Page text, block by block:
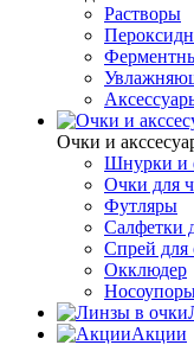
Растворы
Очки и
Шнурки и
Очки для
Футляры
Салфетки
Спрей для
Окклюдер
Акции